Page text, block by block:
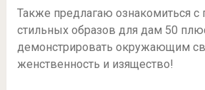
Также предлагаю ознакомиться с
стильных образов для дам 50
демонстрировать окружающим
женственность и изящество!